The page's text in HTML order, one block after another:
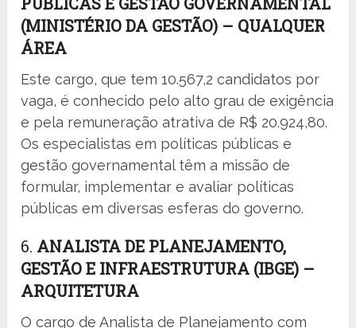
(MINISTÉRIO DA GESTÃO) – QUALQUER
ÁREA
Este cargo, que tem 10.567,2 candidatos por
vaga, é conhecido pelo alto grau de exigência
e pela remuneração atrativa de R$ 20.924,80.
Os especialistas em políticas públicas e
gestão governamental têm a missão de
formular, implementar e avaliar políticas
públicas em diversas esferas do governo.
6. ANALISTA DE PLANEJAMENTO,
GESTÃO E INFRAESTRUTURA (IBGE) –
ARQUITETURA
O cargo de Analista de Planejamento com